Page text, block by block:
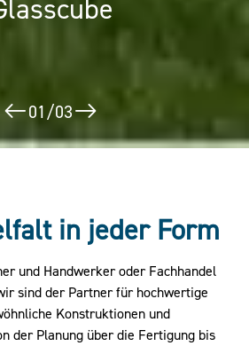
02/03
in jeder Form
und Handwerker oder Fachhandel
sind der Partner für hochwertige
Konstruktionen und
der Planung über die Fertigung bis